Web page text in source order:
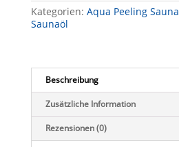
Salz
Lotus
50
Kategorien: Aqua Peeling Sauna
Saunaöl
Beschreibung
Zusätzliche Information
Rezensionen (0)